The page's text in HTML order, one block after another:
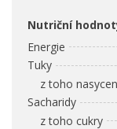
Nutriční
Energie
Tuky
z toho
Sacharidy
z toho cukry